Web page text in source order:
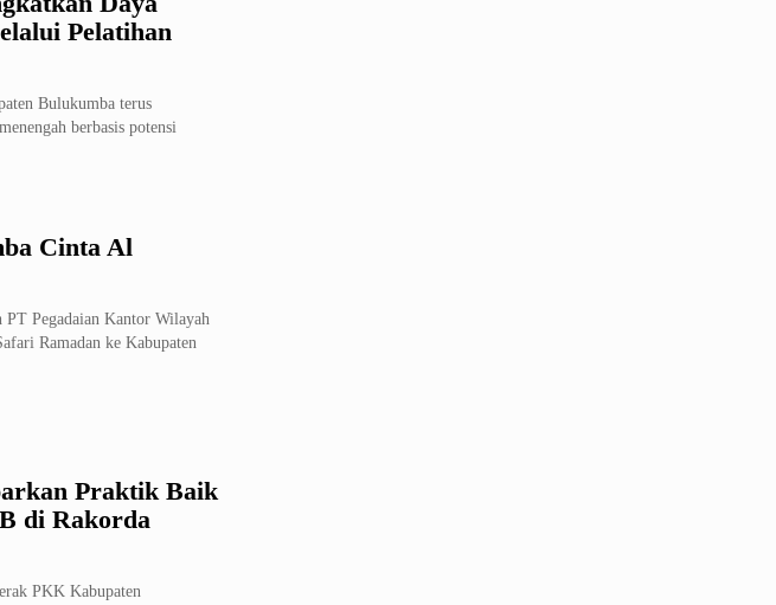
Pelatihan
Bulukumba terus
berbasis potensi
Cinta Al
Pegadaian Kantor Wilayah
Ramadan ke Kabupaten
Praktik Baik
di Rakorda
PKK Kabupaten